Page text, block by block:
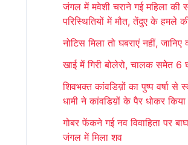
जंगल में मवेशी चराने गई महिला की
परिस्थितियों में मौत, तेंदुए के हमले
नोटिस मिला तो घबराएं नहीं, जानिए
खाई में गिरी बोलेरो, चालक समेेत 6
शिवभक्त कांवडिय़ों का पुष्प वर्षा से
धामी ने कांवडिय़ों के पैर धोकर किया
गोबर फेंकने गई नव विवाहिता पर
जंगल में मिला शव